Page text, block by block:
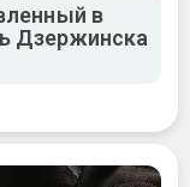
в
Дзержинска